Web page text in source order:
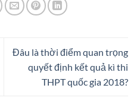
Đâu là thời điểm quan trọng
quyết định kết quả kì thi
THPT quốc gia 2018?